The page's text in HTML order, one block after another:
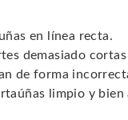
en línea recta.
demasiado
de forma
limpio y bien